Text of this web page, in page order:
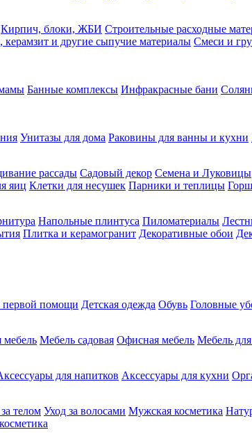
Кирпич, блоки, ЖБИ Строительные расходные
керамзит и другие сыпучие материалы Смеси и
Банные комплексы Инфракрасные бани
Унитазы для дома Раковины для ванны и кухни
рассады Садовый декор Семена и Луковицы
яиц Клетки для несушек Парники и теплицы
Напольные плинтуса Пиломатериалы
Плитка и керамогранит Декоративные обои
первой помощи Детская одежда Обувь Головные
мебель Мебель садовая Офисная мебель Мебель
для напитков Аксессуары для кухни
телом Уход за волосами Мужская косметика